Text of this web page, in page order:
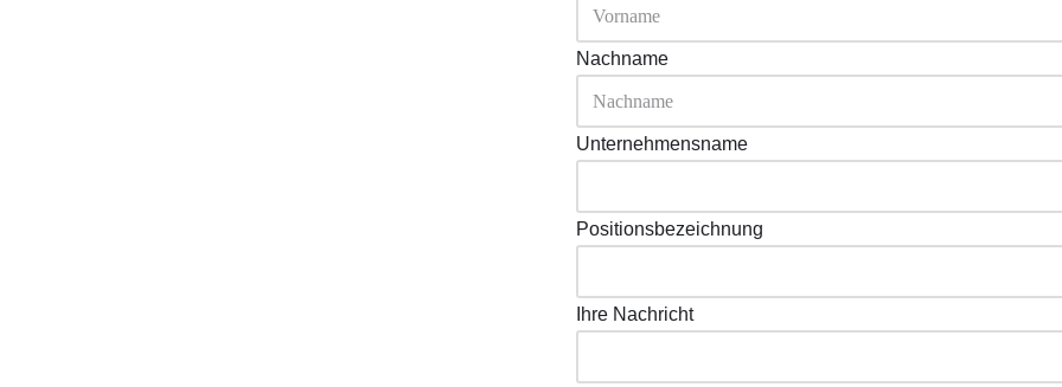
Nachname
Unternehmensname
Positionsbezeichnung
Ihre Nachricht